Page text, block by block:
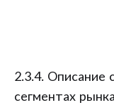
2.3.4. Описание
сегментах